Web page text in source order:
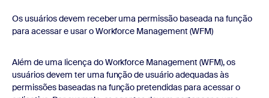
Os usuários devem receber uma permissão baseada na função
para acessar e usar o Workforce Management (WFM)
Além de uma licença do Workforce Management (WFM), os
usuários devem ter uma função de usuário adequadas às
permissões baseadas na função pretendidas para acessar o